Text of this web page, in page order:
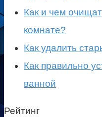
Как и чем
комнате?
Как удалить
Как правильно
ванной
Рейтинг